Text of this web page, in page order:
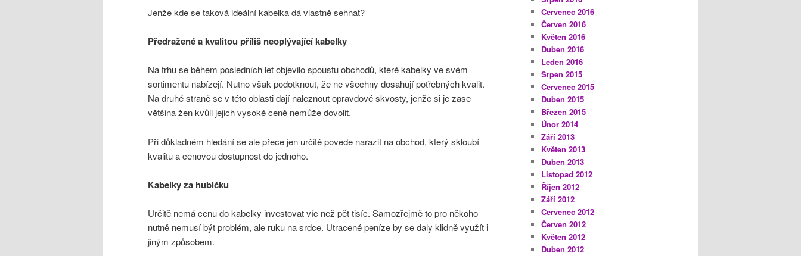
Jenže kde se taková ideální kabelka dá vlastně sehnat?
Předražené a kvalitou příliš neoplývající kabelky
Na trhu se během posledních let objevilo spoustu obchodů, které kabelky ve svém
sortimentu nabízejí. Nutno však podotknout, že ne všechny dosahují potřebných kvalit.
Na druhé straně se v této oblasti dají naleznout opravdové skvosty, jenže si je zase
většina žen kvůli jejich vysoké ceně nemůže dovolit.
Při důkladném hledání se ale přece jen určitě povede narazit na obchod, který skloubí
kvalitu a cenovou dostupnost do jednoho.
Kabelky za hubičku
Určitě nemá cenu do kabelky investovat víc než pět tisíc. Samozřejmě to pro někoho
nutně nemusí být problém, ale ruku na srdce. Utracené peníze by se daly klidně využít i
jiným způsobem.
Červenec 2016
Červen 2016
Květen 2016
Duben 2016
Leden 2016
Srpen 2015
Červenec 2015
Duben 2015
Březen 2015
Únor 2014
Září 2013
Květen 2013
Duben 2013
Listopad 2012
Říjen 2012
Září 2012
Červenec 2012
Červen 2012
Květen 2012
Duben 2012